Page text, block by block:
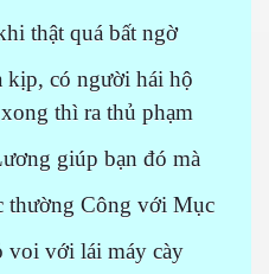
thật quá bất ngờ
kịp, có người hái hộ
thì ra thủ phạm
giúp bạn đó mà
thường Công với Mục
voi với lái máy cày